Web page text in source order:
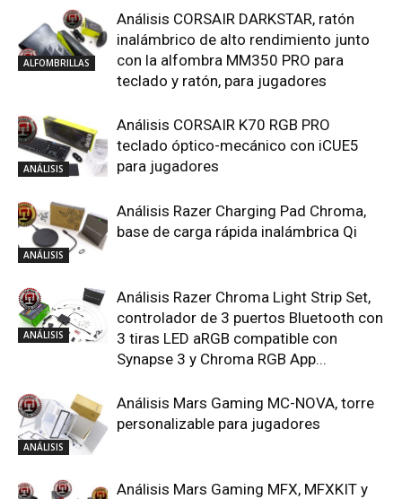
ALFOMBRILLAS
Análisis CORSAIR DARKSTAR, ratón
inalámbrico de alto rendimiento junto
con la alfombra MM350 PRO para
teclado y ratón, para jugadores
ANÁLISIS
Análisis CORSAIR K70 RGB PRO
teclado óptico-mecánico con iCUE5
para jugadores
ANÁLISIS
Análisis Razer Charging Pad Chroma,
base de carga rápida inalámbrica Qi
ANÁLISIS
Análisis Razer Chroma Light Strip Set,
controlador de 3 puertos Bluetooth con
3 tiras LED aRGB compatible con
Synapse 3 y Chroma RGB App...
ANÁLISIS
Análisis Mars Gaming MC-NOVA, torre
personalizable para jugadores
Análisis Mars Gaming MFX, MFXKIT y